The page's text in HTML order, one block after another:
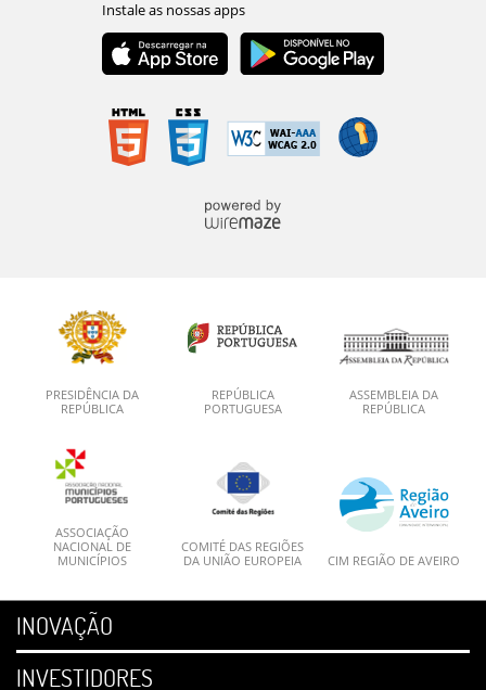
PRESIDÊNCIA DA
REPÚBLICA
REPÚBLICA
PORTUGUESA
ASSEMBLEIA DA
REPÚBLICA
ASSOCIAÇÃO
NACIONAL DE
MUNICÍPIOS
COMITÉ DAS REGIÕES
DA UNIÃO EUROPEIA
CIM REGIÃO DE AVEIRO
INOVAÇÃO
INVESTIDORES